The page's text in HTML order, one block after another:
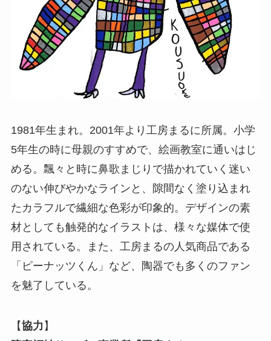
1981年生まれ。2001年より工房まるに所属。小学
5年生の時に母親のすすめで、絵画教室に通いはじ
める。飄々と時に鼻歌まじりで描かれていく迷い
のない伸びやかなラインと、隙間なく塗り込まれ
たカラフルで繊細な色彩が印象的。デザインの素
材としても触発的なイラストは、様々な媒体で使
用されている。また、工房まるの人気商品である
「ピーナッツくん」など、陶器でも多くのファン
を魅了している。
【協力 】